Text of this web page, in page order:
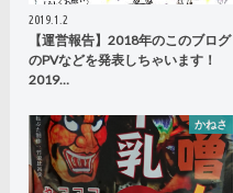
2019.1.2
【運営報告】2018年のこのブログ
のPVなどを発表しちゃいます！
2019…
かねさ